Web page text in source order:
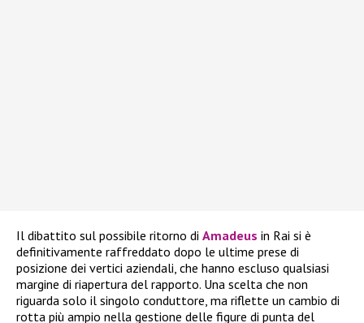
Il dibattito sul possibile ritorno di Amadeus in Rai si è
definitivamente raffreddato dopo le ultime prese di
posizione dei vertici aziendali, che hanno escluso qualsiasi
margine di riapertura del rapporto. Una scelta che non
riguarda solo il singolo conduttore, ma riflette un cambio di
rotta più ampio nella gestione delle figure di punta del